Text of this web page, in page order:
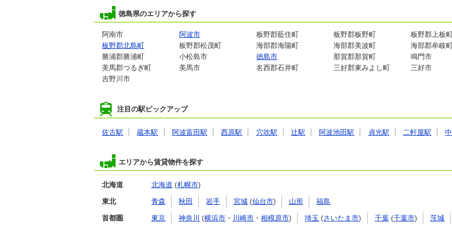
徳島県のエリアから探す
阿南市 阿波市 板野郡藍住町 板野郡板野町
板野郡上板
板野郡北島町
板野郡松茂町 海部郡海陽町 海部郡美波町
海部郡牟岐
勝浦郡勝浦町
小松島市 徳島市 那賀郡那賀町
鳴門市
美馬郡つるぎ町
美馬市 名西郡石井町 三好郡東みよし町
三好市
吉野川市
注目の駅ピックアップ
佐古駅 蔵本駅 阿波富田駅 西原駅 穴吹駅 辻駅 阿波池田駅 貞光駅 二軒屋駅
エリアから賃貸物件を探す
北海道 北海道 (札幌市)
東北 青森 秋田 岩手 宮城(仙台市) 山形 福島
首都圏 東京 神奈川 (横浜市 ・ 川崎市 ・相模原市) 埼玉 (さいたま市) 千葉(千葉市) 茨城